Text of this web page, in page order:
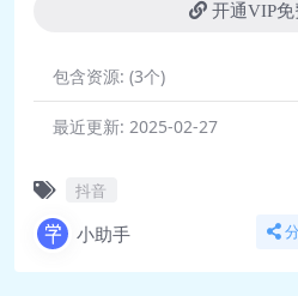
的能量场
性格_(new).mp4
🎥 15.血型+星座，
李力刚-超速识人（经典
开通VIP免
包含资源: (3个)
最近更新: 2025-02-27
抖音
小助手